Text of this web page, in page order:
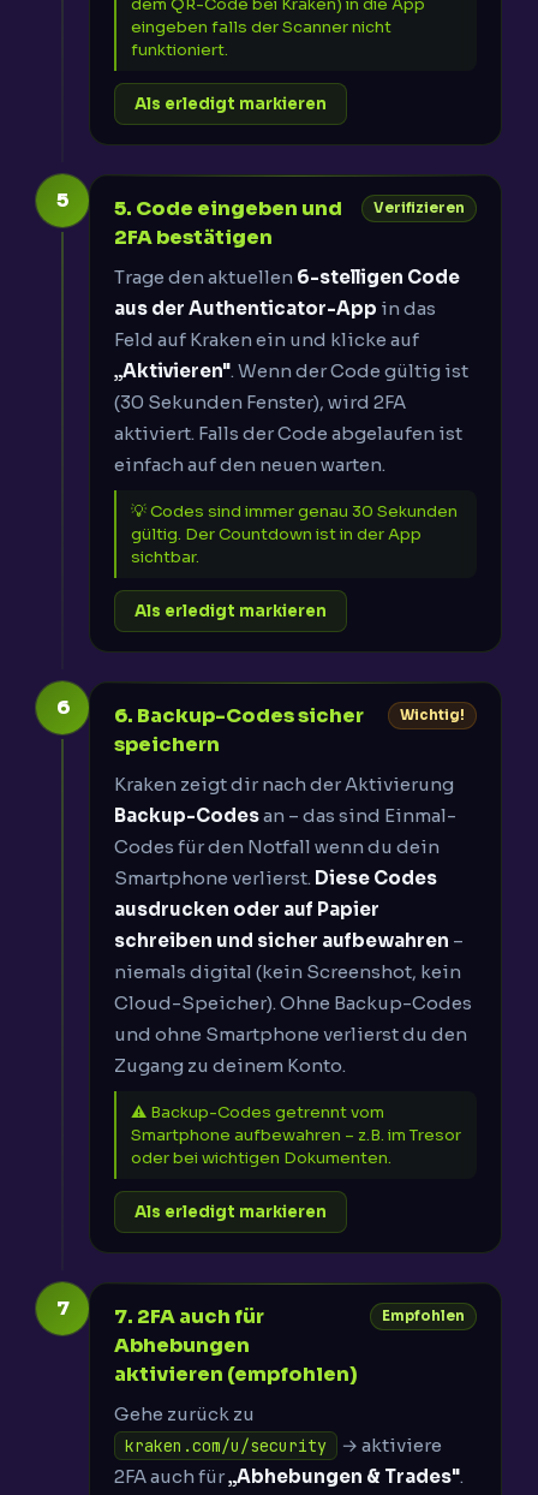
dem QR-Code bei Kraken) in die App
eingeben falls der Scanner nicht
funktioniert.
Als erledigt markieren
5
5. Code eingeben und
2FA bestätigen
Verifizieren
Trage den aktuellen 6-stelligen Code
aus der Authenticator-App in das
Feld auf Kraken ein und klicke auf
„Aktivieren". Wenn der Code gültig ist
(30 Sekunden Fenster), wird 2FA
aktiviert. Falls der Code abgelaufen ist
einfach auf den neuen warten.
💡 Codes sind immer genau 30 Sekunden
gültig. Der Countdown ist in der App
sichtbar.
Als erledigt markieren
6
6. Backup-Codes sicher
speichern
Wichtig!
Kraken zeigt dir nach der Aktivierung
Backup-Codesan – das sind Einmal-
Codes für den Notfall wenn du dein
Smartphone verlierst. Diese Codes
ausdrucken oder auf Papier
schreiben und sicher aufbewahren –
niemals digital (kein Screenshot, kein
Cloud-Speicher). Ohne Backup-Codes
und ohne Smartphone verlierst du den
Zugang zu deinem Konto.
⚠️ Backup-Codes getrennt vom
Smartphone aufbewahren – z.B. im Tresor
oder bei wichtigen Dokumenten.
Als erledigt markieren
7
7. 2FA auch für
Abhebungen
aktivieren (empfohlen)
Empfohlen
Gehe zurück zu
kraken.com/u/security
→ aktiviere
2FA auch für„Abhebungen & Trades".